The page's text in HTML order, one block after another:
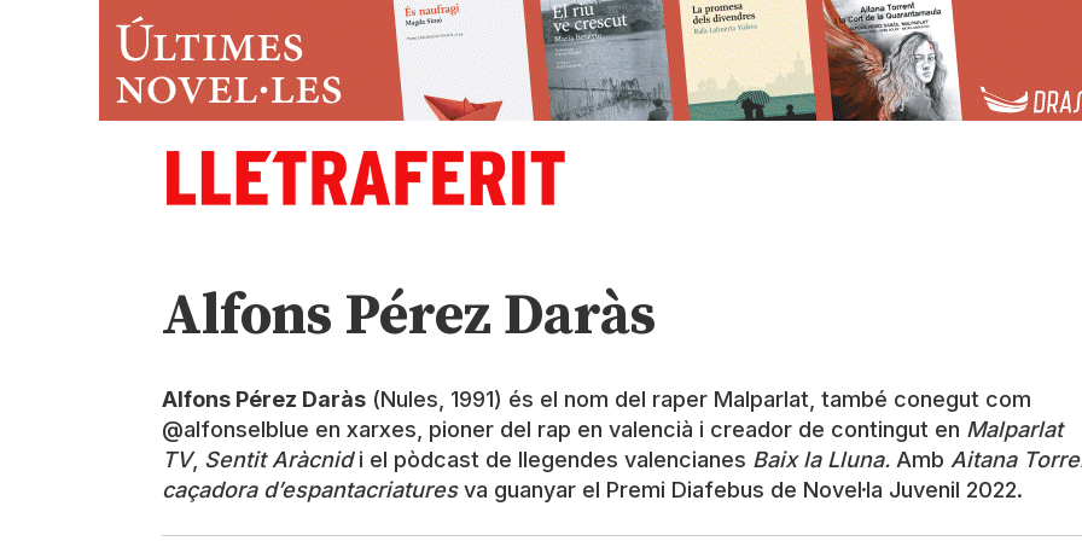
Alfons Pérez Daràs
Alfons Pérez Daràs (Nules, 1991) és el nom del raper Malparlat, també conegut com
@alfonselblue en xarxes, pioner del rap en valencià i creador de contingut en Malparlat
TV, Sentit Aràcnidi el pòdcast de llegendes valencianes Baix la Lluna. AmbAitana
caçadora d’espantacriaturesva guanyar el Premi Diafebus de Novel·la Juvenil 2022.